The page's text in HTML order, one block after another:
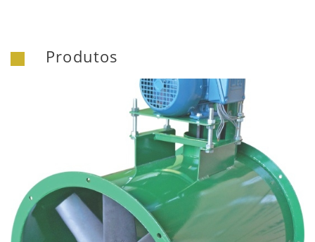
Produtos